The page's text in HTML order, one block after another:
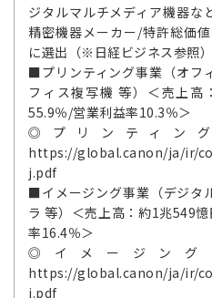
ジタルマルチメディア機器な
精密機器メーカー/特許総価
に選出（※日経ビジネス参照）
■プリンティング事業（オフ
フィス複写機 等）＜売上
55.9％/営業利益率10.3％＞
◎プリンティン
https://global.canon/ja/ir/
j.pdf
■イメージング事業（デジタ
ラ 等）＜売上高：約1兆549
率16.4％＞
◎イメージング
https://global.canon/ja/ir/
j.pdf